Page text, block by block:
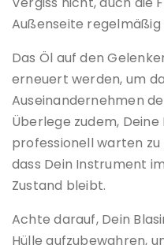
Außenseite regelmäßig
Das Öl auf den
erneuert werden, um
Auseinandernehmen
Überlege zudem,
professionell warten zu
dass Dein Instrument
Zustand bleibt.
Achte darauf, Dein
Hülle aufzubewahren,